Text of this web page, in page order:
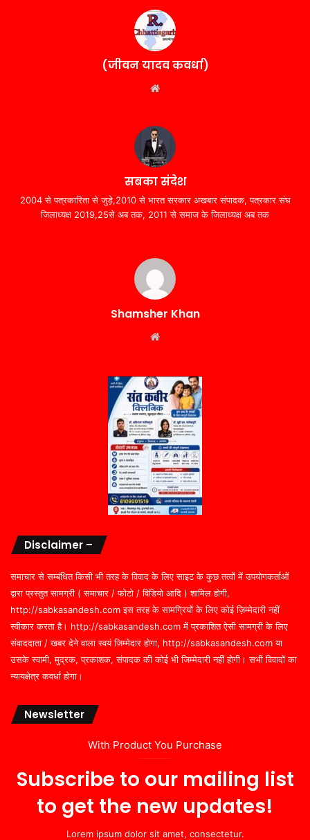
(जीवन यादव कवर्धा)
सबका संदेश
2004 से पत्रकारिता से जुड़े,2010 से भारत सरकार अखबार संपादक, पत्रकार संघ
जिलाध्यक्ष 2019,25से अब तक, 2011 से समाज के जिलाध्यक्ष अब तक
Shamsher Khan
Disclaimer –
समाचार से सम्बंधित किसी भी तरह के विवाद के लिए साइट के कुछ तत्वों में उपयोगकर्ताओं
द्वारा प्रस्तुत सामग्री ( समाचार / फोटो / विडियो आदि ) शामिल होगी,
http://sabkasandesh.com इस तरह के सामग्रियों के लिए कोई ज़िम्मेदारी नहीं
स्वीकार करता है। http://sabkasandesh.com में प्रकाशित ऐसी सामग्री के लिए
संवाददाता / खबर देने वाला स्वयं जिम्मेदार होगा, http://sabkasandesh.com या
उसके स्वामी, मुद्रक, प्रकाशक, संपादक की कोई भी जिम्मेदारी नहीं होगी। सभी विवादों का
न्यायक्षेत्र कवर्धा होगा।
Newsletter
With Product You Purchase
Subscribe to our mailing list
to get the new updates!
Lorem ipsum dolor sit amet, consectetur.